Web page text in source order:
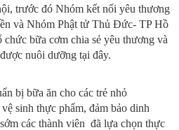
trước đó Nhóm kết nối yêu thương
và Nhóm Phật tử Thủ Đức- TP Hồ
bữa cơm chia sẻ yêu thương và
nuôi dưỡng tại đây.
bị bữa ăn cho các trẻ nhỏ
sinh thực phẩm, đảm bảo dinh
các thành viên đã lựa chọn thực